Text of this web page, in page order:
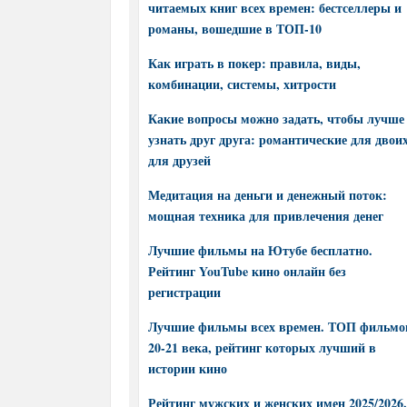
читаемых книг всех времен: бестселлеры и
романы, вошедшие в ТОП-10
Как играть в покер: правила, виды,
комбинации, системы, хитрости
Какие вопросы можно задать, чтобы лучше
узнать друг друга: романтические для
для друзей
Медитация на деньги и денежный поток:
мощная техника для привлечения денег
Лучшие фильмы на Ютубе бесплатно.
Рейтинг YouTube кино онлайн без
регистрации
Лучшие фильмы всех времен. ТОП
20-21 века, рейтинг которых лучший в
истории кино
Рейтинг мужских и женских имен 2025/2026.